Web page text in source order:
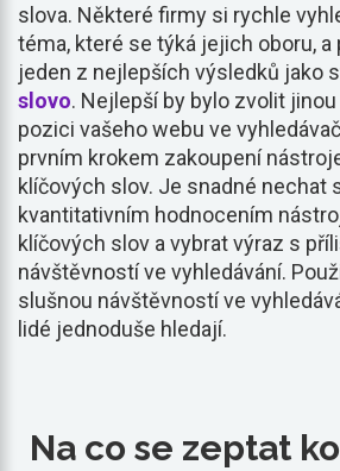
slova. Některé firmy si rychle
téma, které se týká jejich oboru, a
jeden z nejlepších výsledků jako
slovo. Nejlepší by bylo zvolit
pozici vašeho webu ve
prvním krokem zakoupení
klíčových slov. Je snadné nechat
kvantitativním hodnocením
klíčových slov a vybrat výraz s
návštěvností ve vyhledávání.
slušnou návštěvností ve
lidé jednoduše hledají.
Na co se zeptat